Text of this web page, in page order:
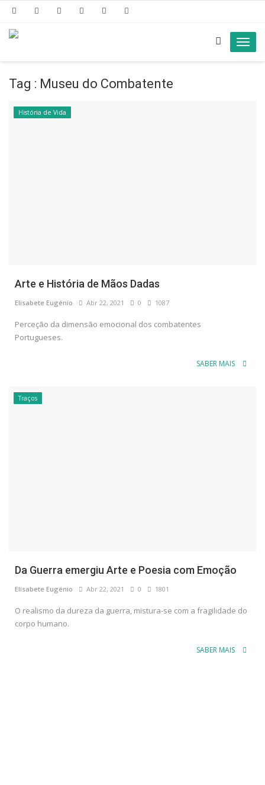
Tag : Museu do Combatente
História de Vida
Arte e História de Mãos Dadas
Elisabete Eugénio Abr 22, 2021 0 1087
Perceção da dimensão emocional dos combatentes
Portugueses.
SABER MAIS
Traços
Da Guerra emergiu Arte e Poesia com Emoção
Elisabete Eugénio Abr 22, 2021 0 1801
O realismo da dureza da guerra, mistura-se com a fragilidade do
corpo humano.
SABER MAIS